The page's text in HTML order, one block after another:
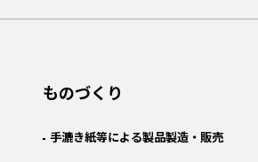
ものづくり
⼿漉き紙等による製品製造・販売